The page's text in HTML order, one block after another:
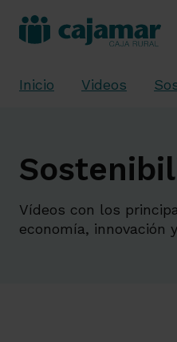
Inicio Videos
Vídeos con los
economía, innovación